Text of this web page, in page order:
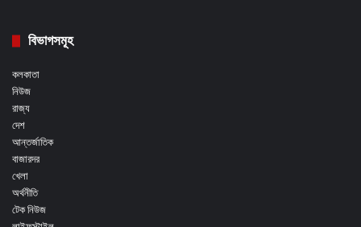
বিভাগসমূহ
কলকাতা
নিউজ
রাজ্য
দেশ
আন্তর্জাতিক
বাজারদর
খেলা
অর্থনীতি
টেক নিউজ